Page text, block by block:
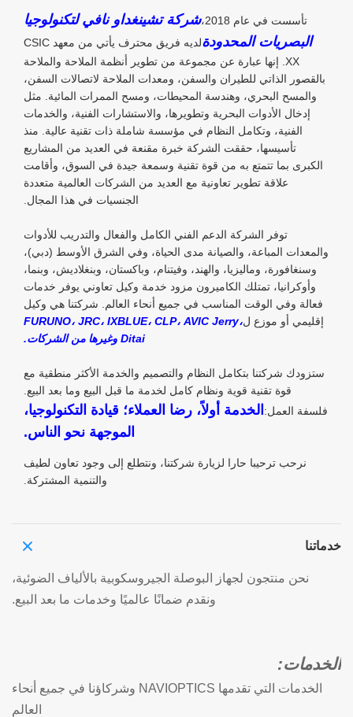
تأسست في عام 2018،
شركة تشينغداو نافي لتكنولوجيا
البصريات المحدودة
لديه فريق محترف يأتي من معهد CSIC
XX. إنها عبارة عن مجموعة من تطوير أنظمة الملاحة والملاحة
بالقصور الذاتي للطيران والسفن، ومعدات الملاحة لاتصالات السفن،
والمسح البحري، وهندسة المحيطات، ومسح الممرات المائية. مثل
إدخال الأدوات البحرية وتطويرها، والاستشارات الفنية، والخدمات
الفنية، وتكامل النظام في مؤسسة شاملة ذات تقنية عالية. منذ
تأسيسها، حققت الشركة خبرة مقنعة في العديد من المشاريع
الكبرى بما تتمتع به من قوة تقنية وسمعة جيدة في السوق، وأقامت
علاقة تطوير تعاونية مع العديد من الشركات العالمية متعددة
الجنسيات في هذا المجال.
توفر الشركة الدعم الفني الكامل والفعال والتدريب للأدوات
والمعدات المباعة، والصيانة مدى الحياة، وفي الشرق الأوسط (دبي)،
وسنغافورة، وماليزيا، والهند، وفيتنام، وباكستان، وبنغلاديش، وبنما،
وأوكرانيا، تمتلك الكاميرون مزود خدمة وكيل تعاوني يوفر خدمات
فعالة وفي الوقت المناسب في جميع أنحاء العالم. شركتنا هي وكيل
إقليمي أو موزع لFURUNO، JRC، IXBLUE، CLP، AVIC Jerry،
Ditai وغيرها من الشركات.
ستزودك شركتنا بتكامل النظام والتصميم والخدمة الأكثر منطقية مع
قوة تقنية قوية ونظام كامل لخدمة ما قبل البيع وما بعد البيع.
فلسفة العمل: الخدمة أولاً، رضا العملاء؛ قيادة التكنولوجيا،
الموجهة نحو الناس.
نرحب ترحيبا حارا لزيارة شركتنا، ونتطلع إلى وجود تعاون لطيف
والتنمية المشتركة.
خدماتنا
نحن منتجون لجهاز البوصلة الجيروسكوبية بالألياف الضوئية،
ونقدم ضمانًا عالميًا وخدمات ما بعد البيع.
الخدمات:
الخدمات التي تقدمها NAVIOPTICS وشركاؤنا في جميع أنحاء
العالم